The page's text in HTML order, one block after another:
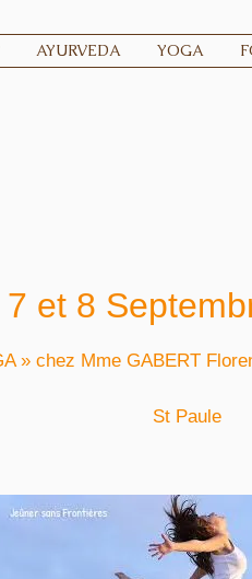
AYURVEDA YOGA
7 et 8
» chez Mme GABERT
St Paule